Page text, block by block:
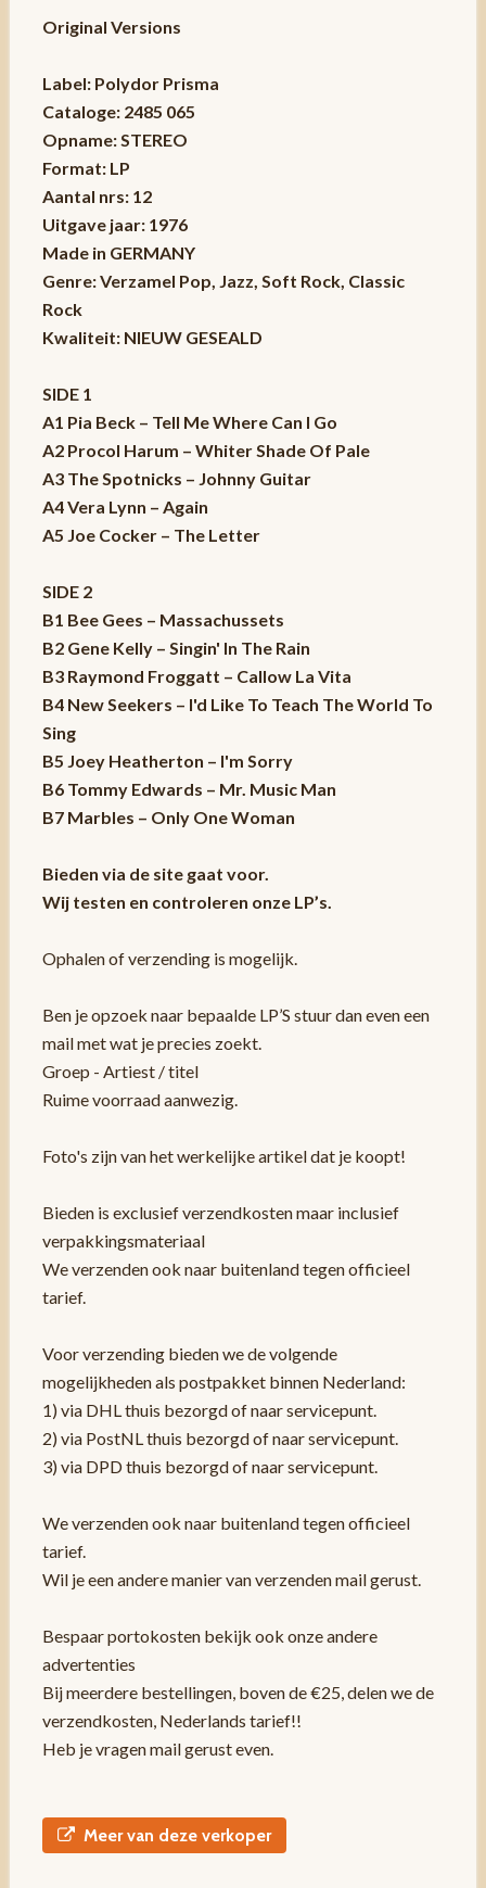
Original Versions
Label: Polydor Prisma
Cataloge: 2485 065
Opname: STEREO
Format: LP
Aantal nrs: 12
Uitgave jaar: 1976
Made in GERMANY
Genre: Verzamel Pop, Jazz, Soft Rock, Classic
Rock
Kwaliteit: NIEUW GESEALD
SIDE 1
A1 Pia Beck – Tell Me Where Can I Go
A2 Procol Harum – Whiter Shade Of Pale
A3 The Spotnicks – Johnny Guitar
A4 Vera Lynn – Again
A5 Joe Cocker – The Letter
SIDE 2
B1 Bee Gees – Massachussets
B2 Gene Kelly – Singin' In The Rain
B3 Raymond Froggatt – Callow La Vita
B4 New Seekers – I'd Like To Teach The World To
Sing
B5 Joey Heatherton – I'm Sorry
B6 Tommy Edwards – Mr. Music Man
B7 Marbles – Only One Woman
Bieden via de site gaat voor.
Wij testen en controleren onze LP’s.
Ophalen of verzending is mogelijk.
Ben je opzoek naar bepaalde LP’S stuur dan even een
mail met wat je precies zoekt.
Groep - Artiest / titel
Ruime voorraad aanwezig.
Foto's zijn van het werkelijke artikel dat je koopt!
Bieden is exclusief verzendkosten maar inclusief
verpakkingsmateriaal
We verzenden ook naar buitenland tegen officieel
tarief.
Voor verzending bieden we de volgende
mogelijkheden als postpakket binnen Nederland:
1) via DHL thuis bezorgd of naar servicepunt.
2) via PostNL thuis bezorgd of naar servicepunt.
3) via DPD thuis bezorgd of naar servicepunt.
We verzenden ook naar buitenland tegen officieel
tarief.
Wil je een andere manier van verzenden mail gerust.
Bespaar portokosten bekijk ook onze andere
advertenties
Bij meerdere bestellingen, boven de €25, delen we de
verzendkosten, Nederlands tarief!!
Heb je vragen mail gerust even.
Meer van deze verkoper